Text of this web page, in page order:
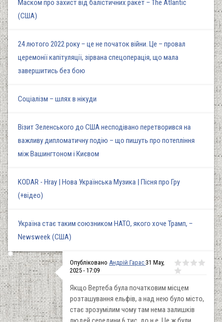
Маском про захист від балістичних ракет – The Atlantic
(США)
24 лютого 2022 року – це не початок війни. Це – провал
церемонії капітуляції, зірвана спецоперація, що мала
завершитись без бою
Соціалізм – шлях в нікуди
Візит Зеленського до США несподівано перетворився на
важливу дипломатичну подію – що пишуть про потепління
між Вашингтоном і Києвом
KODAR - Hray | Нова Українська Музика | Пісня про Гру
(+відео)
Україна стає таким союзником НАТО, якого хоче Трамп, –
Newsweek (США)
Опубліковано Андрій Гарас 31 May,
2025 - 17:09
Якщо Вертеба була початковим місцем
розташування ельфів, а над нею було місто,
стає зрозумілим чому там нема залишків